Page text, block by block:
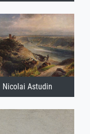
Nicolai Astudin